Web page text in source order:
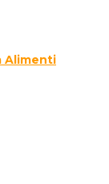
Alimenti